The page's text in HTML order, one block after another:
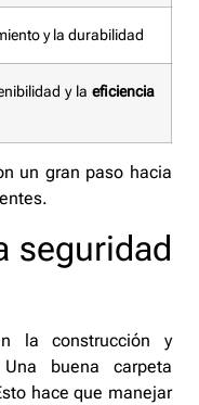
y la durabilidad
y la eficiencia
un gran paso hacia
seguridad
la construcción y
buena carpeta
hace que manejar